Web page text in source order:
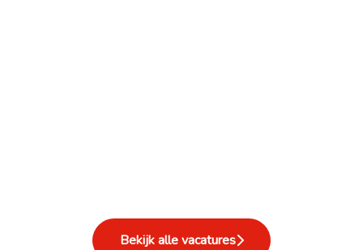
Bekijk alle vacatures